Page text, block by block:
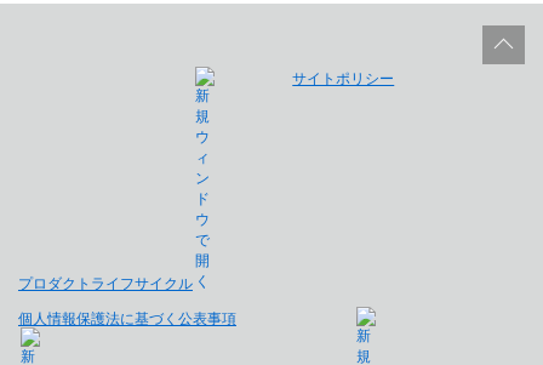
プロダクトライフサイクル
サイトポリシー
個人情報保護法に基づく公表事項